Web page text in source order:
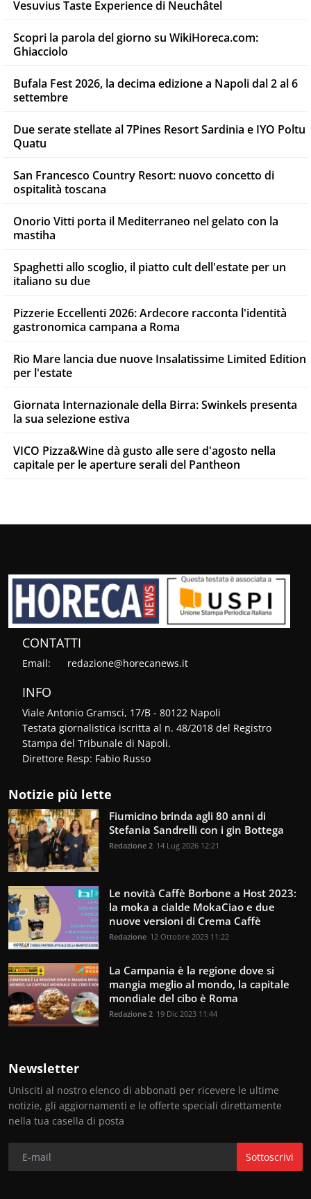
Vesuvius Taste Experience di Neuchâtel
Scopri la parola del giorno su WikiHoreca.com:
Ghiacciolo
Bufala Fest 2026, la decima edizione a Napoli dal 2 al 6
settembre
Due serate stellate al 7Pines Resort Sardinia e IYO Poltu
Quatu
San Francesco Country Resort: nuovo concetto di
ospitalità toscana
Onorio Vitti porta il Mediterraneo nel gelato con la
mastiha
Spaghetti allo scoglio, il piatto cult dell'estate per un
italiano su due
Pizzerie Eccellenti 2026: Ardecore racconta l'identità
gastronomica campana a Roma
Rio Mare lancia due nuove Insalatissime Limited Edition
per l'estate
Giornata Internazionale della Birra: Swinkels presenta
la sua selezione estiva
VICO Pizza&Wine dà gusto alle sere d'agosto nella
capitale per le aperture serali del Pantheon
CONTATTI
Email: redazione@horecanews.it
INFO
Viale Antonio Gramsci, 17/B - 80122 Napoli
Testata giornalistica iscritta al n. 48/2018 del Registro
Stampa del Tribunale di Napoli.
Direttore Resp: Fabio Russo
Notizie più lette
Fiumicino brinda agli 80 anni di
Stefania Sandrelli con i gin Bottega
Redazione 2 14 Lug 2026 12:21
Le novità Caffè Borbone a Host 2023:
la moka a cialde MokaCiao e due
nuove versioni di Crema Caffè
Redazione 12 Ottobre 2023 11:22
La Campania è la regione dove si
mangia meglio al mondo, la capitale
mondiale del cibo è Roma
Redazione 2 19 Dic 2023 11:44
Newsletter
Unisciti al nostro elenco di abbonati per ricevere le ultime
notizie, gli aggiornamenti e le offerte speciali direttamente
nella tua casella di posta
Sottoscrivi